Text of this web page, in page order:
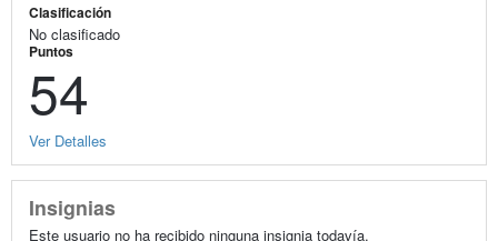
Clasificación
No clasificado
Puntos
54
Ver Detalles
Insignias
Este usuario no ha recibido ninguna insignia todavía.